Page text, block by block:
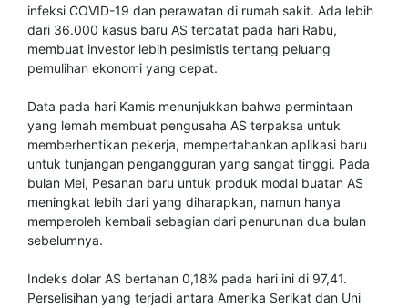
infeksi COVID-19 dan perawatan di rumah sakit. Ada lebih
dari 36.000 kasus baru AS tercatat pada hari Rabu,
membuat investor lebih pesimistis tentang peluang
pemulihan ekonomi yang cepat.
Data pada hari Kamis menunjukkan bahwa permintaan
yang lemah membuat pengusaha AS terpaksa untuk
memberhentikan pekerja, mempertahankan aplikasi baru
untuk tunjangan pengangguran yang sangat tinggi. Pada
bulan Mei, Pesanan baru untuk produk modal buatan AS
meningkat lebih dari yang diharapkan, namun hanya
memperoleh kembali sebagian dari penurunan dua bulan
sebelumnya.
Indeks dolar AS bertahan 0,18% pada hari ini di 97,41.
Perselisihan yang terjadi antara Amerika Serikat dan Uni